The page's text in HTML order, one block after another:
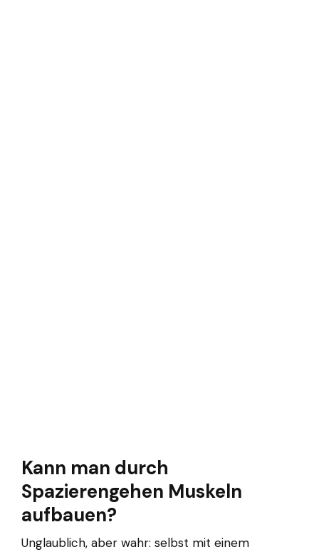
Kann man durch
Spazierengehen Muskeln
aufbauen?
Unglaublich, aber wahr: selbst mit einem